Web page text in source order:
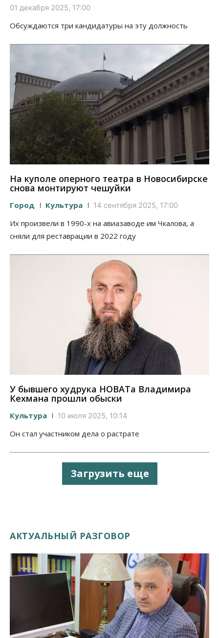
01 декабря 2025, 17:00
Обсуждаются три кандидатуры на эту должность
На куполе оперного театра в Новосибирске
снова монтируют чешуйки
Город Культура 14 сентября 2025, 17:00
Их произвели в 1990-х на авиазаводе им Чкалова, а
сняли для реставрации в 2022 году
У бывшего худрука НОВАТа Владимира
Кехмана прошли обыски
Культура 10 июля 2025, 10:14
Он стал участником дела о растрате
Загрузить еще
АКТУАЛЬНЫЙ РАЗГОВОР